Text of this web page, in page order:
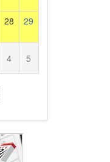
28 29
4 5